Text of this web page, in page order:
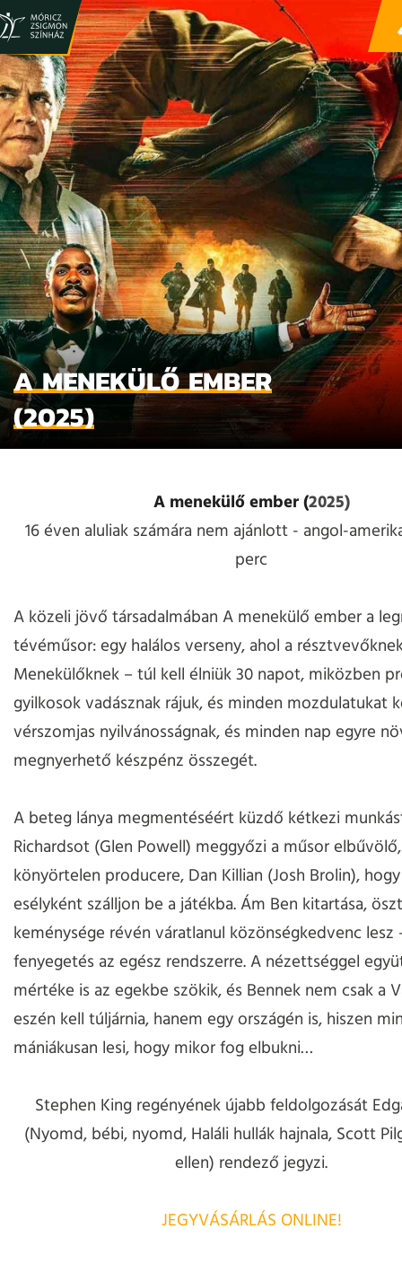
A MENEKÜLŐ EMBER
(2025)
A menekülő ember (2025)
16 éven aluliak számára nem ajánlott - angol-
perc
A közeli jövő társadalmában A menekülő ember a
tévéműsor: egy halálos verseny, ahol a
Menekülőknek – túl kell élniük 30 napot, miközben
gyilkosok vadásznak rájuk, és minden mozdulatukat
vérszomjas nyilvánosságnak, és minden nap egyre
megnyerhető készpénz összegét.
A beteg lánya megmentéséért küzdő kétkezi
Richardsot (Glen Powell) meggyőzi a műsor
könyörtelen producere, Dan Killian (Josh Brolin),
esélyként szálljon be a játékba. Ám Ben kitartása,
keménysége révén váratlanul közönségkedvenc lesz
fenyegetés az egész rendszerre. A nézettséggel
mértéke is az egekbe szökik, és Bennek nem csak a
eszén kell túljárnia, hanem egy országén is, hiszen
mániákusan lesi, hogy mikor fog elbukni…
Stephen King regényének újabb feldolgozását
(Nyomd, bébi, nyomd, Haláli hullák hajnala, Scott
ellen) rendező jegyzi.
JEGYVÁSÁRLÁS ONLINE!